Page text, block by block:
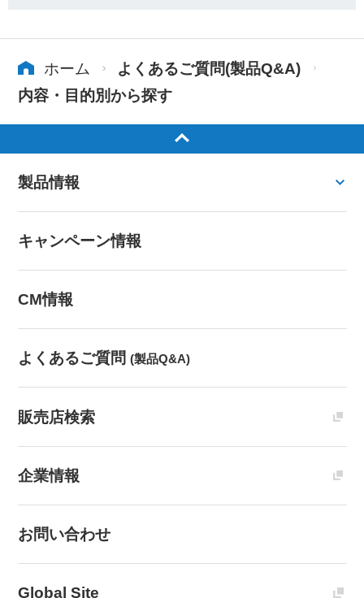
ホーム
よくあるご質問(製品Q&A)
内容・目的別から探す
製品情報
キャンペーン情報
CM情報
よくあるご質問 (製品Q&A)
販売店検索
企業情報
お問い合わせ
Global Site